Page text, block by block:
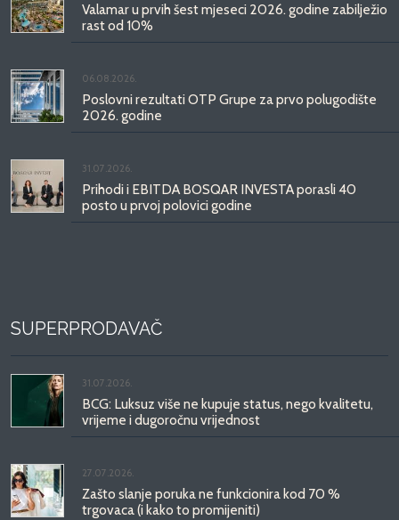
Valamar u prvih šest mjeseci 2026. godine zabilježio
rast od 10%
06.08.2026.
Poslovni rezultati OTP Grupe za prvo polugodište
2026. godine
31.07.2026.
Prihodi i EBITDA BOSQAR INVESTA porasli 40
posto u prvoj polovici godine
SUPERPRODAVAČ
31.07.2026.
BCG: Luksuz više ne kupuje status, nego kvalitetu,
vrijeme i dugoročnu vrijednost
27.07.2026.
Zašto slanje poruka ne funkcionira kod 70 %
trgovaca (i kako to promijeniti)